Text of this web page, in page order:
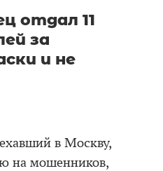
отдал 11
за
и не
в Москву,
на мошенников,